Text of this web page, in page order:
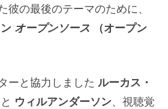
彼の最後のテーマのために、
オープンソース
（オープン
ーと協力しました ルーカス・
ウィルアンダーソン、視聴覚